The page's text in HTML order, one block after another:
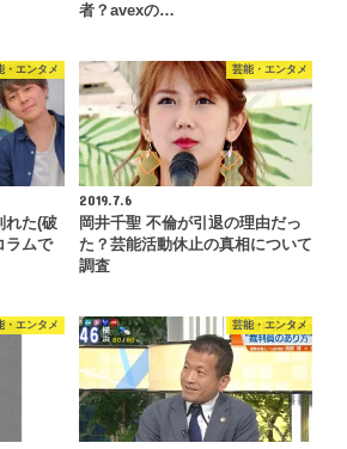
者？avexの…
・エンタメ
れた(破
ラムで
芸能・エンタメ
2019.7.6
岡井千聖 不倫が引退の理由だっ
た？芸能活動休止の真相について
調査
・エンタメ 芸能・エンタメ